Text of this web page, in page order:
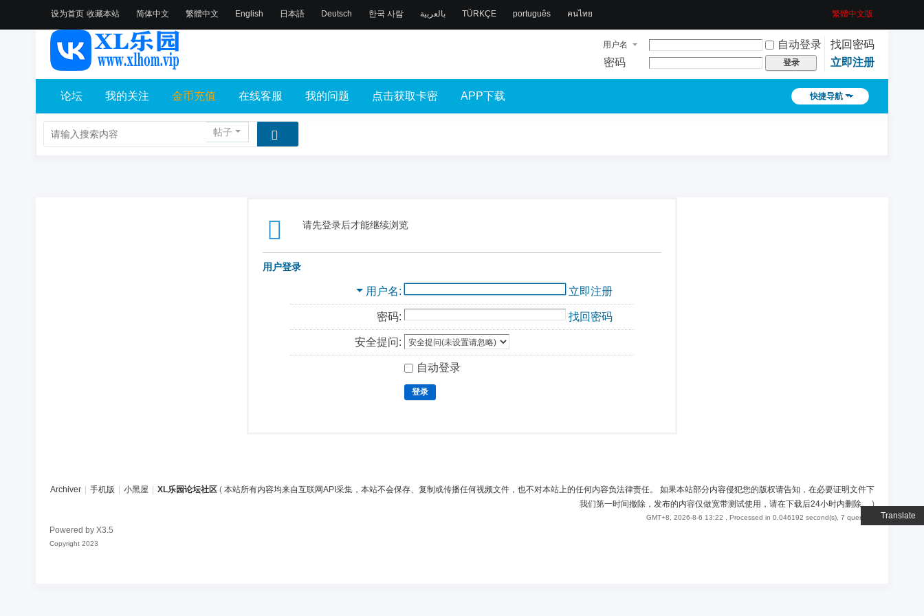
设为首页 收藏本站
Translate
简体中文 繁體中文 English 日本語 Deutsch 한국 사람 بالعربية TÜRKÇE português คนไทย 繁體中文版
用户名 自动登录
找回密码
密码
登录 立即注册
快捷导航
论坛 我的关注 金币充值 在线客服 我的问题 点击获取卡密 APP下载
帖子
请先登录后才能继续浏览
用户登录
用户名 立即注册
密码: 找回密码
安全提问:
自动登录
登录
Archiver 手机版 小黑屋 XL乐园论坛社区 ( 本站所有内容均来自互联网API采集，本站不会保存、复制或传播任何视频文件，也不对本站上的任何内容负法律责任。 如果本站部分内容侵犯您的版权请告知，在必要证明文件下
我们第一时间撤除，发布的内容仅做宽带测试使用，请在下载后24小时内删除。)
GMT+8, 2026-8-6 13:22 , Processed in 0.046192 second(s), 7 queries .
Powered by X3.5
Copyright 2023